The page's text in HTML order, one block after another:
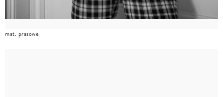
mat. prasowe